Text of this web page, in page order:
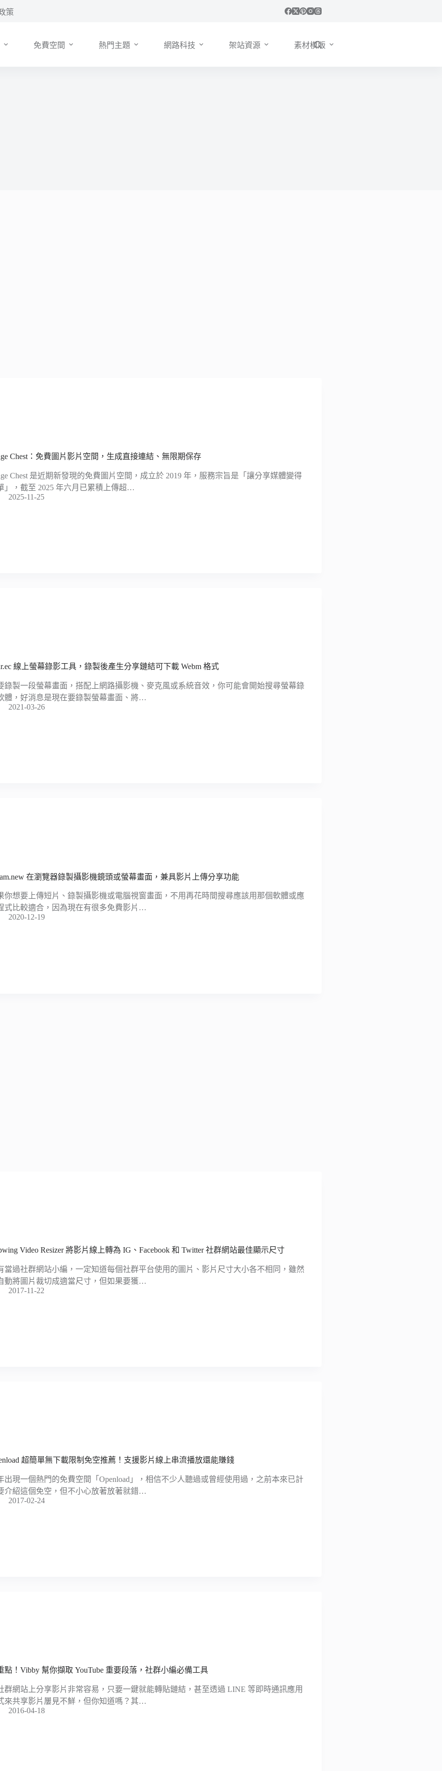
策
免費空間 熱門主題 網路科技 架站資源 素材模版
Chest：免費圖片影片空間，生成直接連結、無限期保存
Chest 是近期新發現的免費圖片空間，成立於 2019 年，服務宗旨是「讓分享媒體變得
」，截至 2025 年六月已累積上傳超…
2025-11-25
線上螢幕錄影工具，錄製後產生分享鏈結可下載 Webm 格式
錄製一段螢幕畫面，搭配上網路攝影機、麥克風或系統音效，你可能會開始搜尋螢幕錄
體，好消息是現在要錄製螢幕畫面、將…
2021-03-26
在瀏覽器錄製攝影機鏡頭或螢幕畫面，兼具影片上傳分享功能
你想要上傳短片、錄製攝影機或電腦視窗畫面，不用再花時間搜尋應該用那個軟體或應
式比較適合，因為現在有很多免費影片…
2020-12-19
Video Resizer 將影片線上轉為 IG、Facebook 和 Twitter 社群網站最佳顯示尺寸
當過社群網站小編，一定知道每個社群平台使用的圖片、影片尺寸大小各不相同，雖然
動將圖片裁切成適當尺寸，但如果要獲…
2017-11-22
超簡單無下載限制免空推薦！支援影片線上串流播放還能賺錢
出現一個熱門的免費空間「Openload」，相信不少人聽過或曾經使用過，之前本來已計
介紹這個免空，但不小心放著放著就錯…
2017-02-24
點！Vibby 幫你擷取 YouTube 重要段落，社群小編必備工具
群網站上分享影片非常容易，只要一鍵就能轉貼鏈結，甚至透過 LINE 等即時通訊應用
來共享影片屢見不鮮，但你知道嗎？其…
2016-04-18